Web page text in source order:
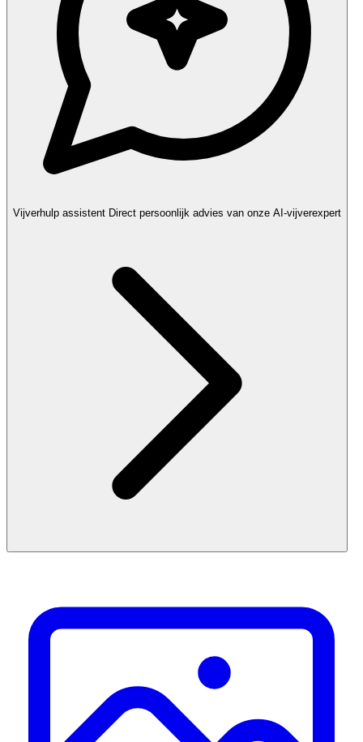
Vijverhulp assistent Direct persoonlijk advies van onze AI-vijverexpert